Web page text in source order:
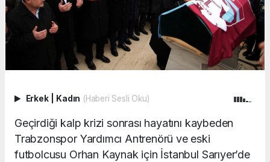
Erkek Kadın (Haberi Sesli Oku)
Geçirdiği kalp krizi sonrası hayatını kaybeden
Trabzonspor Yardımcı Antrenörü ve eski
futbolcusu Orhan Kaynak için İstanbul Sarıyer’de